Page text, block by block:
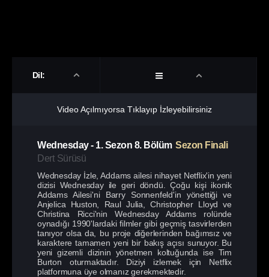
Dil:
Video Açılmıyorsa Tıklayıp İzleyebilirsiniz
Wednesday- 1. Sezon 8. Bölüm Sezon Finali
Dert Sürüsü
Wednesday İzle, Addams ailesi nihayet Netflix'in yeni
dizisi Wednesday ile geri döndü. Çoğu kişi ikonik
Addams Ailesi'ni Barry Sonnenfeld'in yönettiği ve
Anjelica Huston, Raul Julia, Christopher Lloyd ve
Christina Ricci'nin Wednesday Addams rolünde
oynadığı 1990'lardaki filmler gibi geçmiş tasvirlerden
tanıyor olsa da, bu proje diğerlerinden bağımsız ve
karaktere tamamen yeni bir bakış açısı sunuyor. Bu
yeni gizemli dizinin yönetmen koltuğunda ise Tim
Burton oturmaktadır. Diziyi izlemek için Netflix
platformuna üye olmanız gerekmektedir.